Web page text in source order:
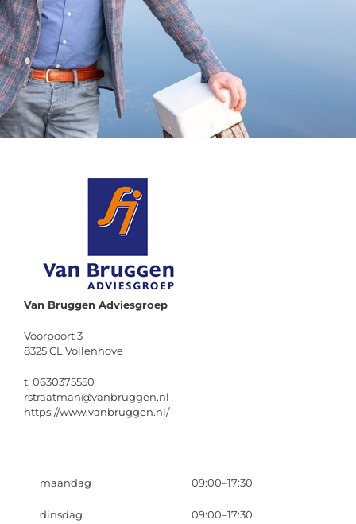
Van Bruggen Adviesgroep
Voorpoort 3
8325 CL Vollenhove
t. 0630375550
rstraatman@vanbruggen.nl
https://www.vanbruggen.nl/
maandag 09:00–17:30
dinsdag 09:00–17:30